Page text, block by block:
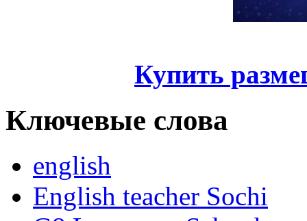
Купить
Ключевые слова
english
English teacher Sochi